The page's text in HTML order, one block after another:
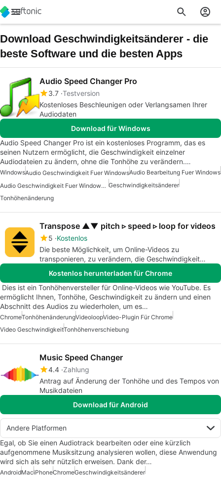
Download Geschwindigkeitsänderer - die
beste Software und die besten Apps
Audio Speed Changer Pro
3.7 Testversion
Kostenloses Beschleunigen oder Verlangsamen Ihrer
Audiodaten
Download für Windows
Audio Speed Changer Pro ist ein kostenloses Programm, das es
seinen Nutzern ermöglicht, die Geschwindigkeit einzelner
Audiodateien zu ändern, ohne die Tonhöhe zu verändern.…
WindowsAudio Geschwindigkeit Fuer WindowsAudio Bearbeitung Fuer Windows
Audio Geschwindigkeit Fuer Windows 7 Geschwindigkeitsänderer
Tonhöhenänderung
Transpose ▲▼ pitch ▹ speed ▹ loop for videos
5 Kostenlos
Die beste Möglichkeit, um Online-Videos zu
transponieren, zu verändern, die Geschwindigkeit
anzupassen und zu loopen.
Kostenlos herunterladen für Chrome
Dies ist ein Tonhöhenversteller für Online-Videos wie YouTube. Es
ermöglicht Ihnen, Tonhöhe, Geschwindigkeit zu ändern und einen
Abschnitt des Audios zu wiederholen, um es…
ChromeTonhöhenänderungVideoloopVideo-Plugin Für Chrome
Video GeschwindigkeitTonhöhenverschiebung
Music Speed Changer
4.4 Zahlung
Antrag auf Änderung der Tonhöhe und des Tempos von
Musikdateien
Download für Android
Andere Platformen
Egal, ob Sie einen Audiotrack bearbeiten oder eine kürzlich
aufgenommene Musiksitzung analysieren wollen, diese Anwendung
wird sich als sehr nützlich erweisen. Dank der…
AndroidMaciPhoneChromeGeschwindigkeitsänderer